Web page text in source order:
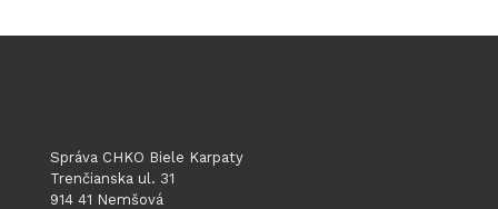
Správa CHKO Biele Karpaty
Trenčianska ul. 31
914 41 Nemšová